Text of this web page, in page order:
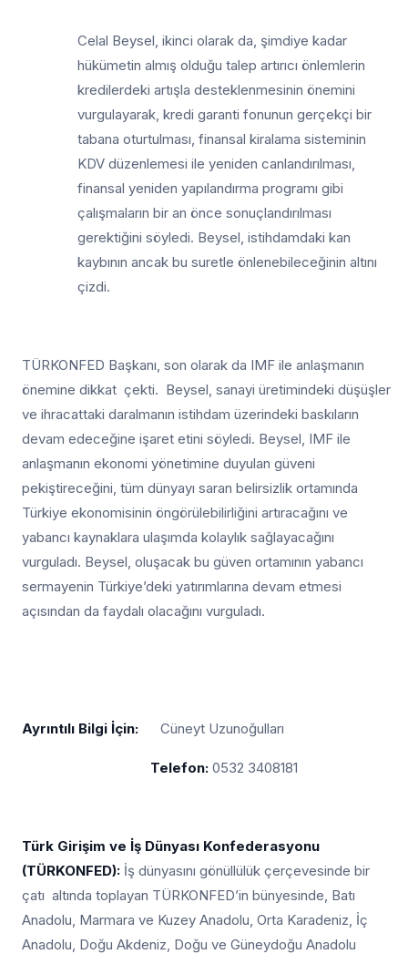
Celal Beysel, ikinci olarak da, şimdiye kadar
hükümetin almış olduğu talep artırıcı önlemlerin
kredilerdeki artışla desteklenmesinin önemini
vurgulayarak, kredi garanti fonunun gerçekçi bir
tabana oturtulması, finansal kiralama sisteminin
KDV düzenlemesi ile yeniden canlandırılması,
finansal yeniden yapılandırma programı gibi
çalışmaların bir an önce sonuçlandırılması
gerektiğini söyledi. Beysel, istihdamdaki kan
kaybının ancak bu suretle önlenebileceğinin altını
çizdi.
TÜRKONFED Başkanı, son olarak da IMF ile anlaşmanın
önemine dikkat çekti. Beysel, sanayi üretimindeki düşüşler
ve ihracattaki daralmanın istihdam üzerindeki baskıların
devam edeceğine işaret etini söyledi. Beysel, IMF ile
anlaşmanın ekonomi yönetimine duyulan güveni
pekiştireceğini, tüm dünyayı saran belirsizlik ortamında
Türkiye ekonomisinin öngörülebilirliğini artıracağını ve
yabancı kaynaklara ulaşımda kolaylık sağlayacağını
vurguladı. Beysel, oluşacak bu güven ortamının yabancı
sermayenin Türkiye’deki yatırımlarına devam etmesi
açısından da faydalı olacağını vurguladı.
Ayrıntılı Bilgi İçin: Cüneyt Uzunoğulları
Telefon:0532 3408181
Türk Girişim ve İş Dünyası Konfederasyonu
(TÜRKONFED): İş dünyasını gönüllülük çerçevesinde bir
çatı altında toplayan TÜRKONFED’in bünyesinde, Batı
Anadolu, Marmara ve Kuzey Anadolu, Orta Karadeniz, İç
Anadolu, Doğu Akdeniz, Doğu ve Güneydoğu Anadolu